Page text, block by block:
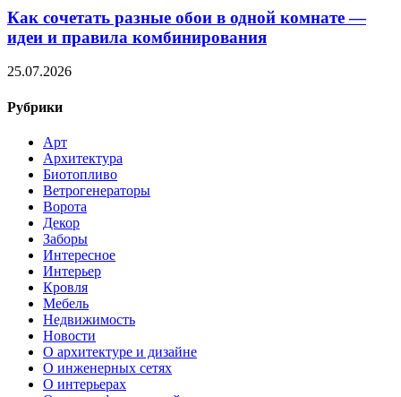
Как сочетать разные обои в одной комнате —
идеи и правила комбинирования
25.07.2026
Рубрики
Арт
Архитектура
Биотопливо
Ветрогенераторы
Ворота
Декор
Заборы
Интересное
Интерьер
Кровля
Мебель
Недвижимость
Новости
О архитектуре и дизайне
О инженерных сетях
О интерьерах